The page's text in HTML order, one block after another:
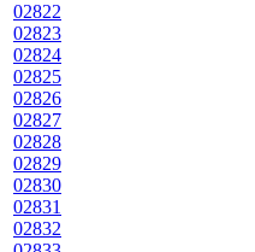
02822
02823
02824
02825
02826
02827
02828
02829
02830
02831
02832